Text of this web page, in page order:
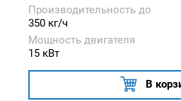
Производительность до
350 кг/ч
Мощность двигателя
15 кВт
В